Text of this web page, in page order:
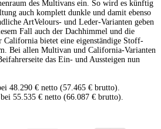
des Multivans ein. So wird es künftig
auch komplett dunkle und damit ebenso
ArtVelours- und Leder-Varianten geben
Fall auch der Dachhimmel und die
California bietet eine eigenständige Stoff-
Bei allen Multivan und California-Varianten
das Ein- und Aussteigen nun
48.290 € netto (57.465 € brutto).
55.535 € netto (66.087 € brutto).